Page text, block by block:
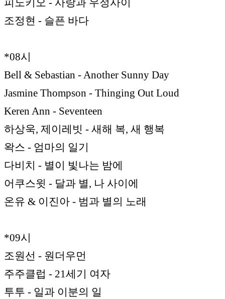
피노키오 - 사랑과 우정사이
조정현 - 슬픈 바다
*08시
Bell & Sebastian - Another Sunny Day
Jasmine Thompson - Thinging Out Loud
Keren Ann - Seventeen
하상욱, 제이레빗 - 새해 복, 새 행복
왁스 - 엄마의 일기
다비치 - 별이 빛나는 밤에
어쿠스윗 - 달과 별, 나 사이에
온유 & 이진아 - 범과 별의 노래
*09시
조원선 - 원더우먼
주주클럽 - 21세기 여자
투투 - 일과 이분의 일